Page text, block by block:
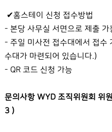
✔홈스테이 신청 접수방법
- 본당 사무실 서면으로 제출
- 주일 미사전 접수대에서 접수
수대가 마련되어 있습니다.)
- QR 코드 신청 가능
문의사항 WYD 조직위원회
3 )